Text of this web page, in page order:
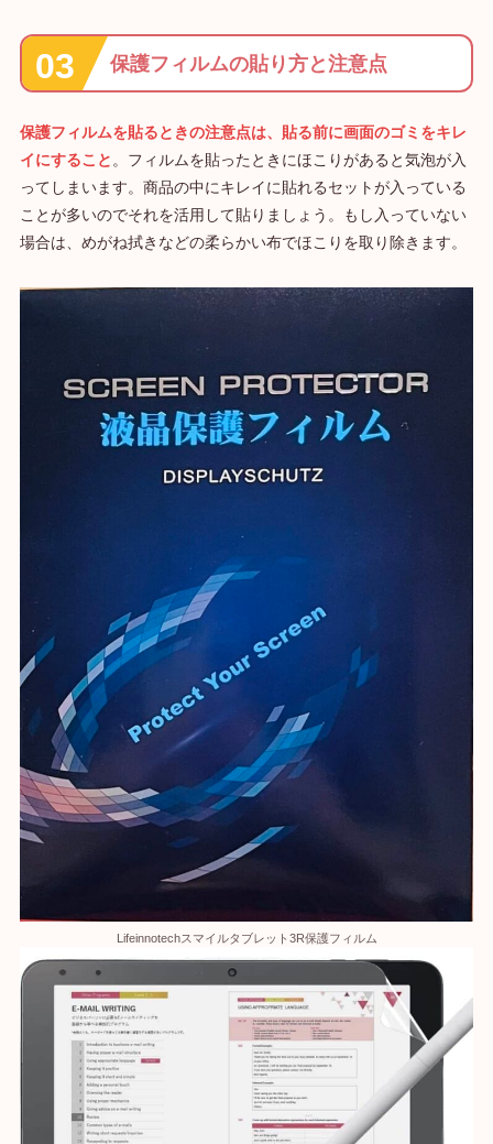
保護フィルムの貼り方と注意点
保護フィルムを貼るときの注意点は、貼る前に画面のゴミをキレ
イにすること 。フィルムを貼ったときにほこりがあると気泡が入
ってしまいます。商品の中にキレイに貼れるセットが入っている
ことが多いのでそれを活用して貼りましょう。もし入っていない
場合は、めがね拭きなどの柔らかい布でほこりを取り除きます。
‎Lifeinnotechスマイルタブレット3R保護フィルム